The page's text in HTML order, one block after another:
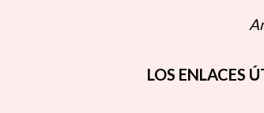
LOS ENLACES